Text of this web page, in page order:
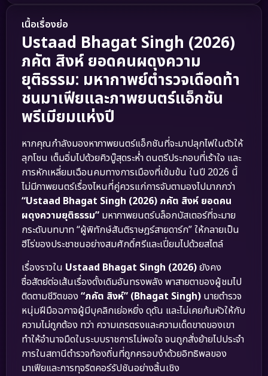
เนื้อเรื่องย่อ
Ustaad Bhagat Singh (2026)
ภคัต สิงห์ ยอดคนผดุงความ
ยุติธรรม: มหากาพย์ตำรวจเดือดท้า
ชนมาเฟียและภาพยนตร์แอ็กชัน
พรีเมียมแห่งปี
หากคุณกำลังมองหาภาพยนตร์แอ็กชันที่จะมาปลุกไฟในตัวให้
ลุกโชน เต็มอิ่มไปด้วยคิวบู๊สุดระห่ำ ดนตรีประกอบที่เร้าใจ และ
การหักเหลี่ยมเฉือนคมทางการเมืองที่เข้มข้น ในปี 2026 นี้
ไม่มีภาพยนตร์เรื่องไหนที่คู่ควรแก่การจับตามองไปมากกว่า
“Ustaad Bhagat Singh (2026) ภคัต สิงห์ ยอดคน
ผดุงความยุติธรรม” มหาภาพยนตร์บล็อกบัสเตอร์ที่จะมาย
กระดับบทบาท “ผู้พิทักษ์สันติราษฎร์สายดาร์ก” ให้กลายเป็น
ฮีโร่ของประชาชนอย่างสมศักดิ์ศรีและเปี่ยมไปด้วยสไตล์
เรื่องราวใน Ustaad Bhagat Singh (2026)ยังคง
ซื่อสัตย์ต่อเส้นเรื่องดั้งเดิมอันทรงพลัง พาสายตาของผู้ชมไป
ติดตามชีวิตของ “ภคัต สิงห์” (Bhagat Singh) นายตำรวจ
หนุ่มฝีมือฉกาจผู้มีบุคลิกเย่อหยิ่ง ดุดัน และไม่เคยก้มหัวให้กับ
ความไม่ถูกต้อง ทว่า ความเถรตรงและความเด็ดขาดของเขา
ทำให้อำนาจมืดในระบบราชการไม่พอใจ จนถูกสั่งย้ายไปประจำ
การในสถานีตำรวจท้องถิ่นที่ถูกครอบงำด้วยอิทธิพลของ
มาเฟียและการทุจริตคอร์รัปชันอย่างสิ้นเชิง